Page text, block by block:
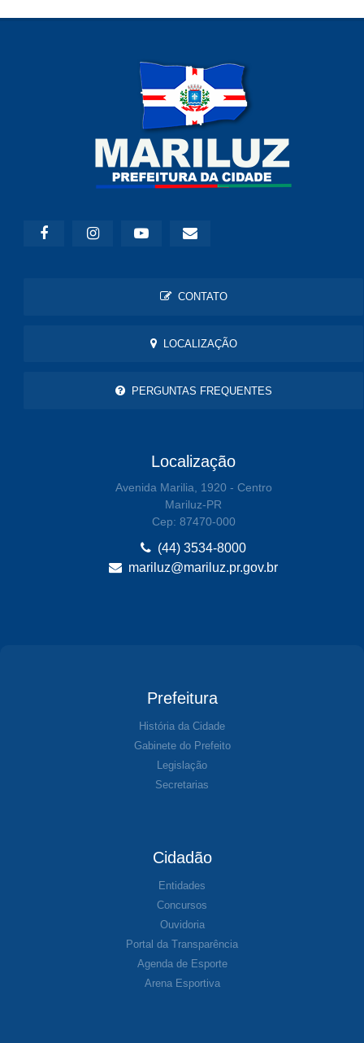
CONTATO
LOCALIZAÇÃO
PERGUNTAS FREQUENTES
Localização
Avenida Marilia, 1920 - Centro
Mariluz-PR
Cep: 87470-000
(44) 3534-8000
mariluz@mariluz.pr.gov.br
Prefeitura
História da Cidade
Gabinete do Prefeito
Legislação
Secretarias
Cidadão
Entidades
Concursos
Ouvidoria
Portal da Transparência
Agenda de Esporte
Arena Esportiva